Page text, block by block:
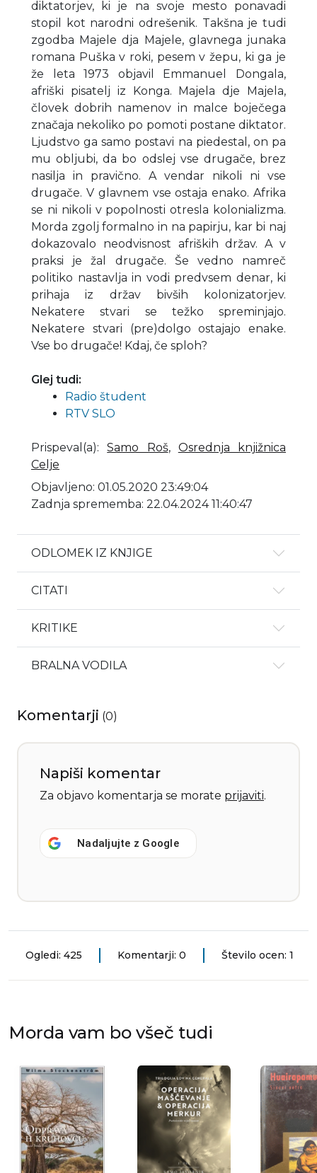
diktatorjev, ki je na svoje mesto ponavadi
stopil kot narodni odrešenik. Takšna je tudi
zgodba Majele dja Majele, glavnega junaka
romana Puška v roki, pesem v žepu, ki ga je
že leta 1973 objavil Emmanuel Dongala,
afriški pisatelj iz Konga. Majela dje Majela,
človek dobrih namenov in malce boječega
značaja nekoliko po pomoti postane diktator.
Ljudstvo ga samo postavi na piedestal, on pa
mu obljubi, da bo odslej vse drugače, brez
nasilja in pravično. A vendar nikoli ni vse
drugače. V glavnem vse ostaja enako. Afrika
se ni nikoli v popolnosti otresla kolonializma.
Morda zgolj formalno in na papirju, kar bi naj
dokazovalo neodvisnost afriških držav. A v
praksi je žal drugače. Še vedno namreč
politiko nastavlja in vodi predvsem denar, ki
prihaja iz držav bivših kolonizatorjev.
Nekatere stvari se težko spreminjajo.
Nekatere stvari (pre)dolgo ostajajo enake.
Vse bo drugače! Kdaj, če sploh?
Glej tudi:
Radio študent
RTV SLO
Prispeval(a):Samo Roš, Osrednja knjižnica
Celje
Objavljeno: 01.05.2020 23:49:04
Zadnja sprememba: 22.04.2024 11:40:47
ODLOMEK IZ KNJIGE
CITATI
KRITIKE
BRALNA VODILA
Komentarji (0)
Napiši komentar
Za objavo komentarja se morate prijaviti.
Nadaljujte z Google
Ogledi: 425 Komentarji: 0 Število ocen: 1
Morda vam bo všeč tudi